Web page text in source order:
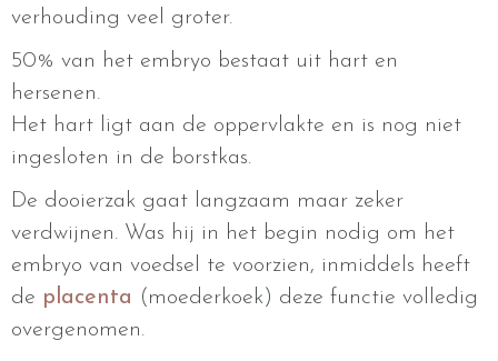
verhouding veel groter.
50% van het embryo bestaat uit hart en
hersenen.
Het hart ligt aan de oppervlakte en is nog niet
ingesloten in de borstkas.
De dooierzak gaat langzaam maar zeker
verdwijnen. Was hij in het begin nodig om het
embryo van voedsel te voorzien, inmiddels heeft
de placenta (moederkoek) deze functie volledig
overgenomen.